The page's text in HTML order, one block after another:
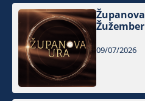
09/07/2026